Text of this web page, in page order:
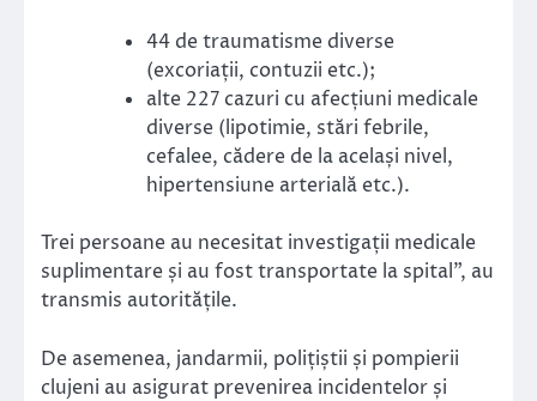
44 de traumatisme diverse
(excoriații, contuzii etc.);
alte 227 cazuri cu afecțiuni medicale
diverse (lipotimie, stări febrile,
cefalee, cădere de la același nivel,
hipertensiune arterială etc.).
Trei persoane au necesitat investigații medicale
suplimentare și au fost transportate la spital”, au
transmis autoritățile.
De asemenea, jandarmii, polițiștii și pompierii
clujeni au asigurat prevenirea incidentelor și